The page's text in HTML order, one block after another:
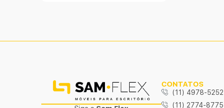
CONTATOS
(11) 4978-5252
(11) 2774-8775